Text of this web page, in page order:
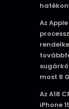
Az
most 8
Az A18
iPhone